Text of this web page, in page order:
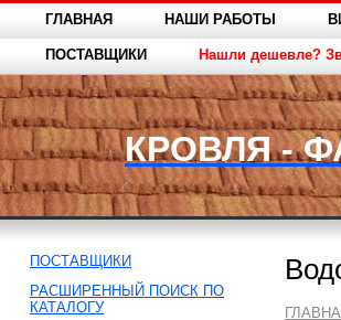
ГЛАВНАЯ НАШИ РАБОТЫ
ПОСТАВЩИКИ Нашли дешевле?
КРОВЛЯ -
ПОСТАВЩИКИ
РАСШИРЕННЫЙ ПОИСК ПО
КАТАЛОГУ